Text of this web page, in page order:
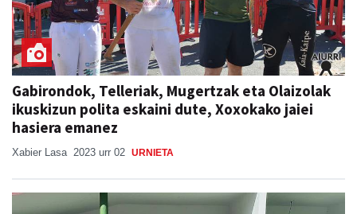
Gabirondok, Telleriak, Mugertzak eta Olaizolak
ikuskizun polita eskaini dute, Xoxokako jaiei
hasiera emanez
Xabier Lasa 2023 urr 02 URNIETA